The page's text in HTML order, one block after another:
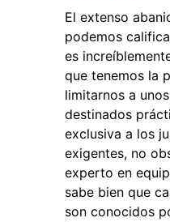
El extenso
podemos
es
que tenemos la
limitarnos a
destinados
exclusiva a los
exigentes, no
experto en
sabe bien que
son conocidos